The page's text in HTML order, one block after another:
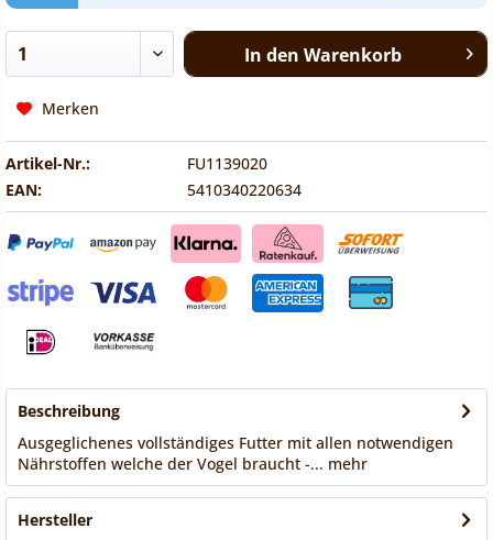
In den Warenkorb
Merken
Artikel-Nr.:
FU1139020
EAN:
5410340220634
Beschreibung
Ausgeglichenes vollständiges Futter mit allen notwendigen
Nährstoffen welche der Vogel braucht -... mehr
Hersteller